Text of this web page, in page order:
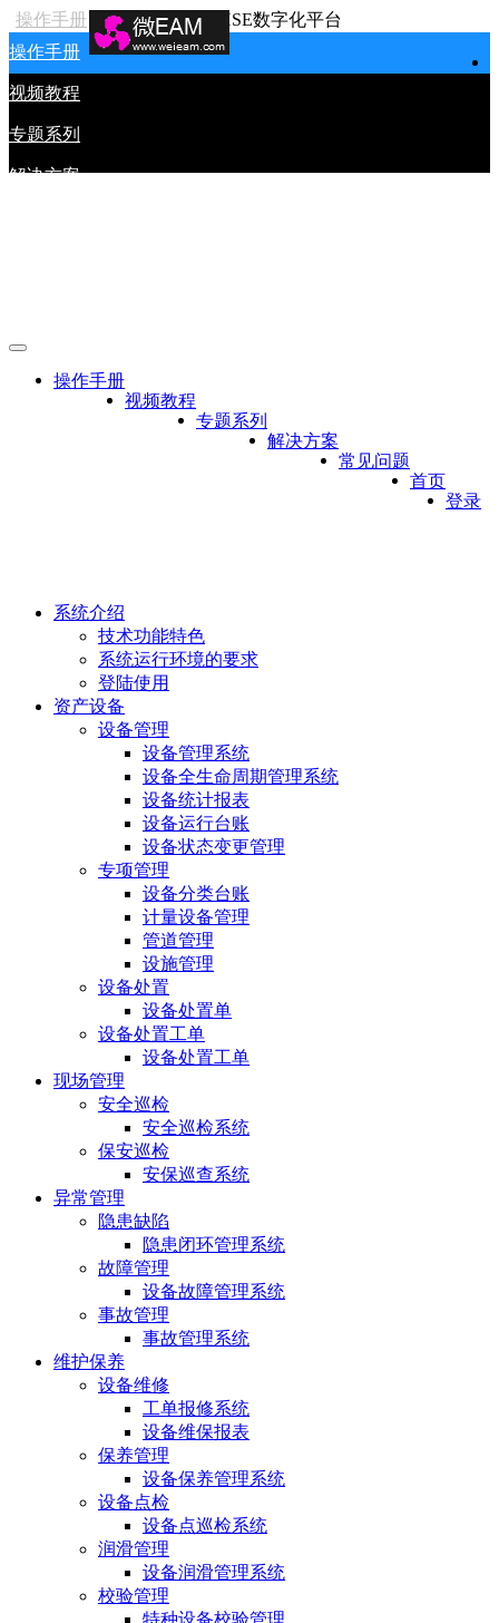
操作手册
HSE数字化平台
操作手册
视频教程
专题系列
解决方案
操作手册
视频教程
专题系列
解决方案
常见问题
首页
登录
系统介绍
技术功能特色
系统运行环境的要求
登陆使用
资产设备
设备管理
设备管理系统
设备全生命周期管理系统
设备统计报表
设备运行台账
设备状态变更管理
专项管理
设备分类台账
计量设备管理
管道管理
设施管理
设备处置
设备处置单
设备处置工单
设备处置工单
现场管理
安全巡检
安全巡检系统
保安巡检
安保巡查系统
异常管理
隐患缺陷
隐患闭环管理系统
故障管理
设备故障管理系统
事故管理
事故管理系统
维护保养
设备维修
工单报修系统
设备维保报表
保养管理
设备保养管理系统
设备点检
设备点巡检系统
润滑管理
设备润滑管理系统
校验管理
特种设备校验管理